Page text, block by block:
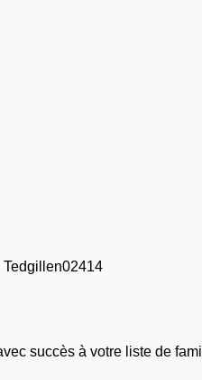
succès à votre liste de